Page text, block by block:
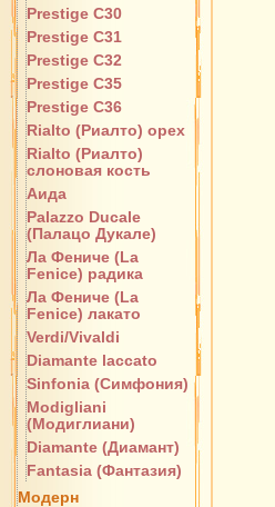
Prestige C30
Prestige C31
Prestige C32
Prestige C35
Prestige C36
Rialto (Риалто) орех
Rialto (Риалто)
слоновая кость
Аида
Palazzo Ducale
(Палацо Дукале)
Ла Фениче (La
Fenice) радика
Ла Фениче (La
Fenice) лакато
Verdi/Vivaldi
Diamante laccato
Sinfonia (Симфония)
Modigliani
(Модиглиани)
Diamante (Диамант)
Fantasia (Фантазия)
Модерн